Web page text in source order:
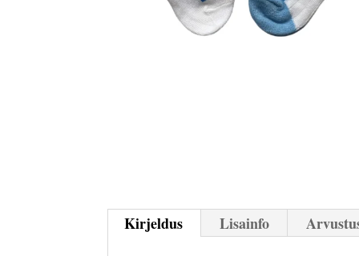
Kirjeldus Lisainfo